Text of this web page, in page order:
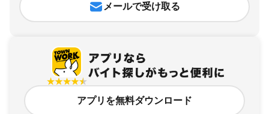
メールで受け取る
アプリを無料ダウンロード